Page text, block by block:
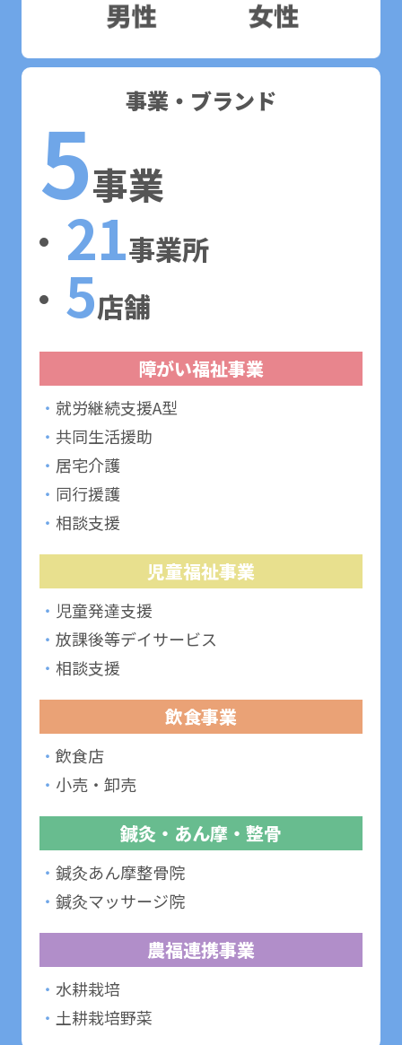
事業・ブランド
5事業
21事業所
5店舗
障がい福祉事業
・ 就労継続支援A型
・ 共同生活援助
・ 居宅介護
・ 同行援護
・ 相談支援
児童福祉事業
・ 児童発達支援
・ 放課後等デイサービス
・ 相談支援
飲食事業
・ 飲食店
・ 小売・卸売
鍼灸・あん摩・整骨
・ 鍼灸あん摩整骨院
・ 鍼灸マッサージ院
農福連携事業
・ 水耕栽培
・ 土耕栽培野菜